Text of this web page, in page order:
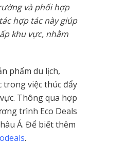
và phối hợp
hợp tác này giúp
khu vực, nhằm
phẩm du lịch,
trong việc thúc đẩy
Thông qua hợp
trình Eco Deals
Á. Để biết thêm
.